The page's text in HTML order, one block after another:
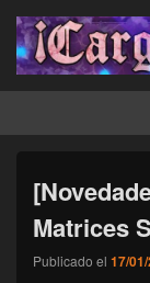
¡Cargad!
Matrices
Publicado el 17/